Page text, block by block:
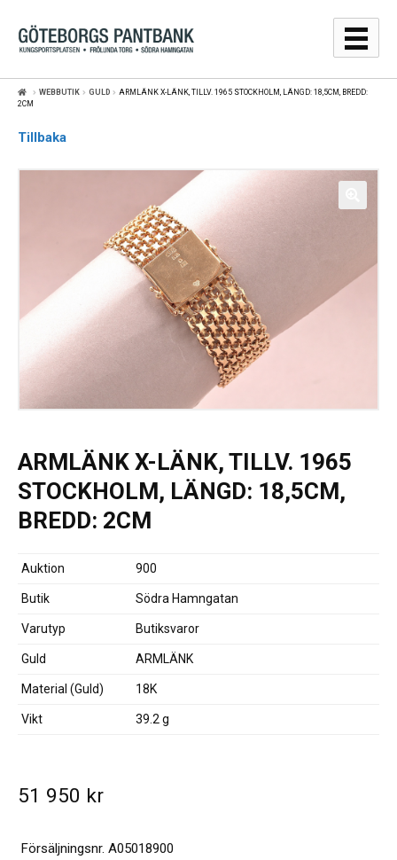
Hoppa
till
navigering
Hoppa
till
innehåll
GULDPRISER
LÅNA
AUKTIONER
OM
KONTAKT
WEBBUTIK GULD
ARMLÄNK X-LÄNK, TILLV. 1965 STOCKHOLM, LÄNGD: 18,5CM, BREDD:
2CM
Tillbaka
ARMLÄNK X-LÄNK, TILLV. 1965
STOCKHOLM, LÄNGD: 18,5CM,
BREDD: 2CM
Auktion 900
Butik Södra Hamngatan
Varutyp Butiksvaror
Guld ARMLÄNK
Material (Guld) 18K
Vikt 39.2 g
51 950 kr
Försäljningsnr. A05018900